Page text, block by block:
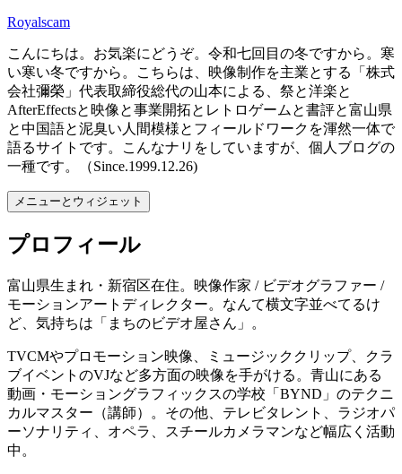
コ
テ
ン
ツ
へ
ス
キ
プ
Royalscam
こんにちは。お気楽にどうぞ。令和七回目の冬ですから。寒
い寒い冬ですから。こちらは、映像制作を主業とする「株式
会社彌榮」代表取締役総代の山本による、祭と洋楽と
AfterEffectsと映像と事業開拓とレトロゲームと書評と富山県
と中国語と泥臭い人間模様とフィールドワークを渾然一体で
語るサイトです。こんなナリをしていますが、個人ブログの
一種です。（Since.1999.12.26)
メニューとウィジェット
プロフィール
富山県生まれ・新宿区在住。映像作家 / ビデオグラファー /
モーションアートディレクター。なんて横文字並べてるけ
ど、気持ちは「まちのビデオ屋さん」。
TVCMやプロモーション映像、ミュージッククリップ、クラ
ブイベントのVJなど多方面の映像を手がける。青山にある
動画・モーショングラフィックスの学校「BYND」のテクニ
カルマスター（講師）。その他、テレビタレント、ラジオパ
ーソナリティ、オペラ、スチールカメラマンなど幅広く活動
中。